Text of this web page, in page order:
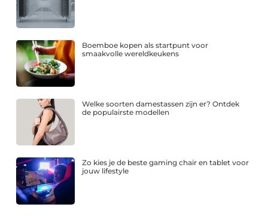
Boemboe kopen als startpunt voor
smaakvolle wereldkeukens
Welke soorten damestassen zijn er? Ontdek
de populairste modellen
Zo kies je de beste gaming chair en tablet voor
jouw lifestyle